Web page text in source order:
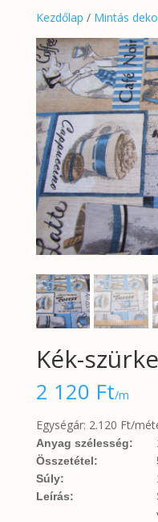
Kezdőlap / Mintás
Kék-
2 120 Ft/m
Egységár: 2.120 Ft/
Anyag szélesség:
Összetétel:
Súly:
Leírás: